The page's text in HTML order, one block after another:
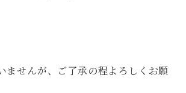
ませんが、ご了承の程よろしくお願